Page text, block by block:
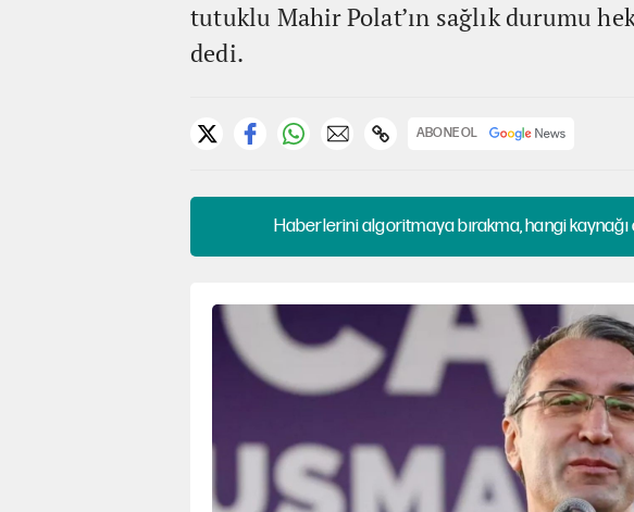
tutuklu Mahir Polat’ın sağlık durumu
dedi.
ABONE OL
Haberlerini algoritmaya bırakma, hangi